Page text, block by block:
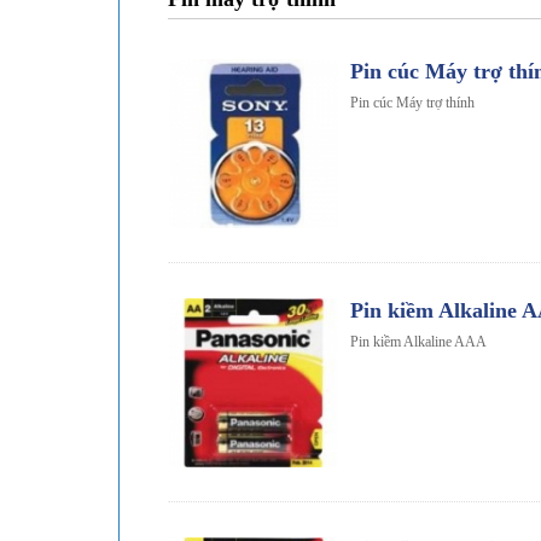
Pin cúc Máy trợ
Pin cúc Máy trợ thính
Pin kiềm Alkaline
Pin kiềm Alkaline AAA